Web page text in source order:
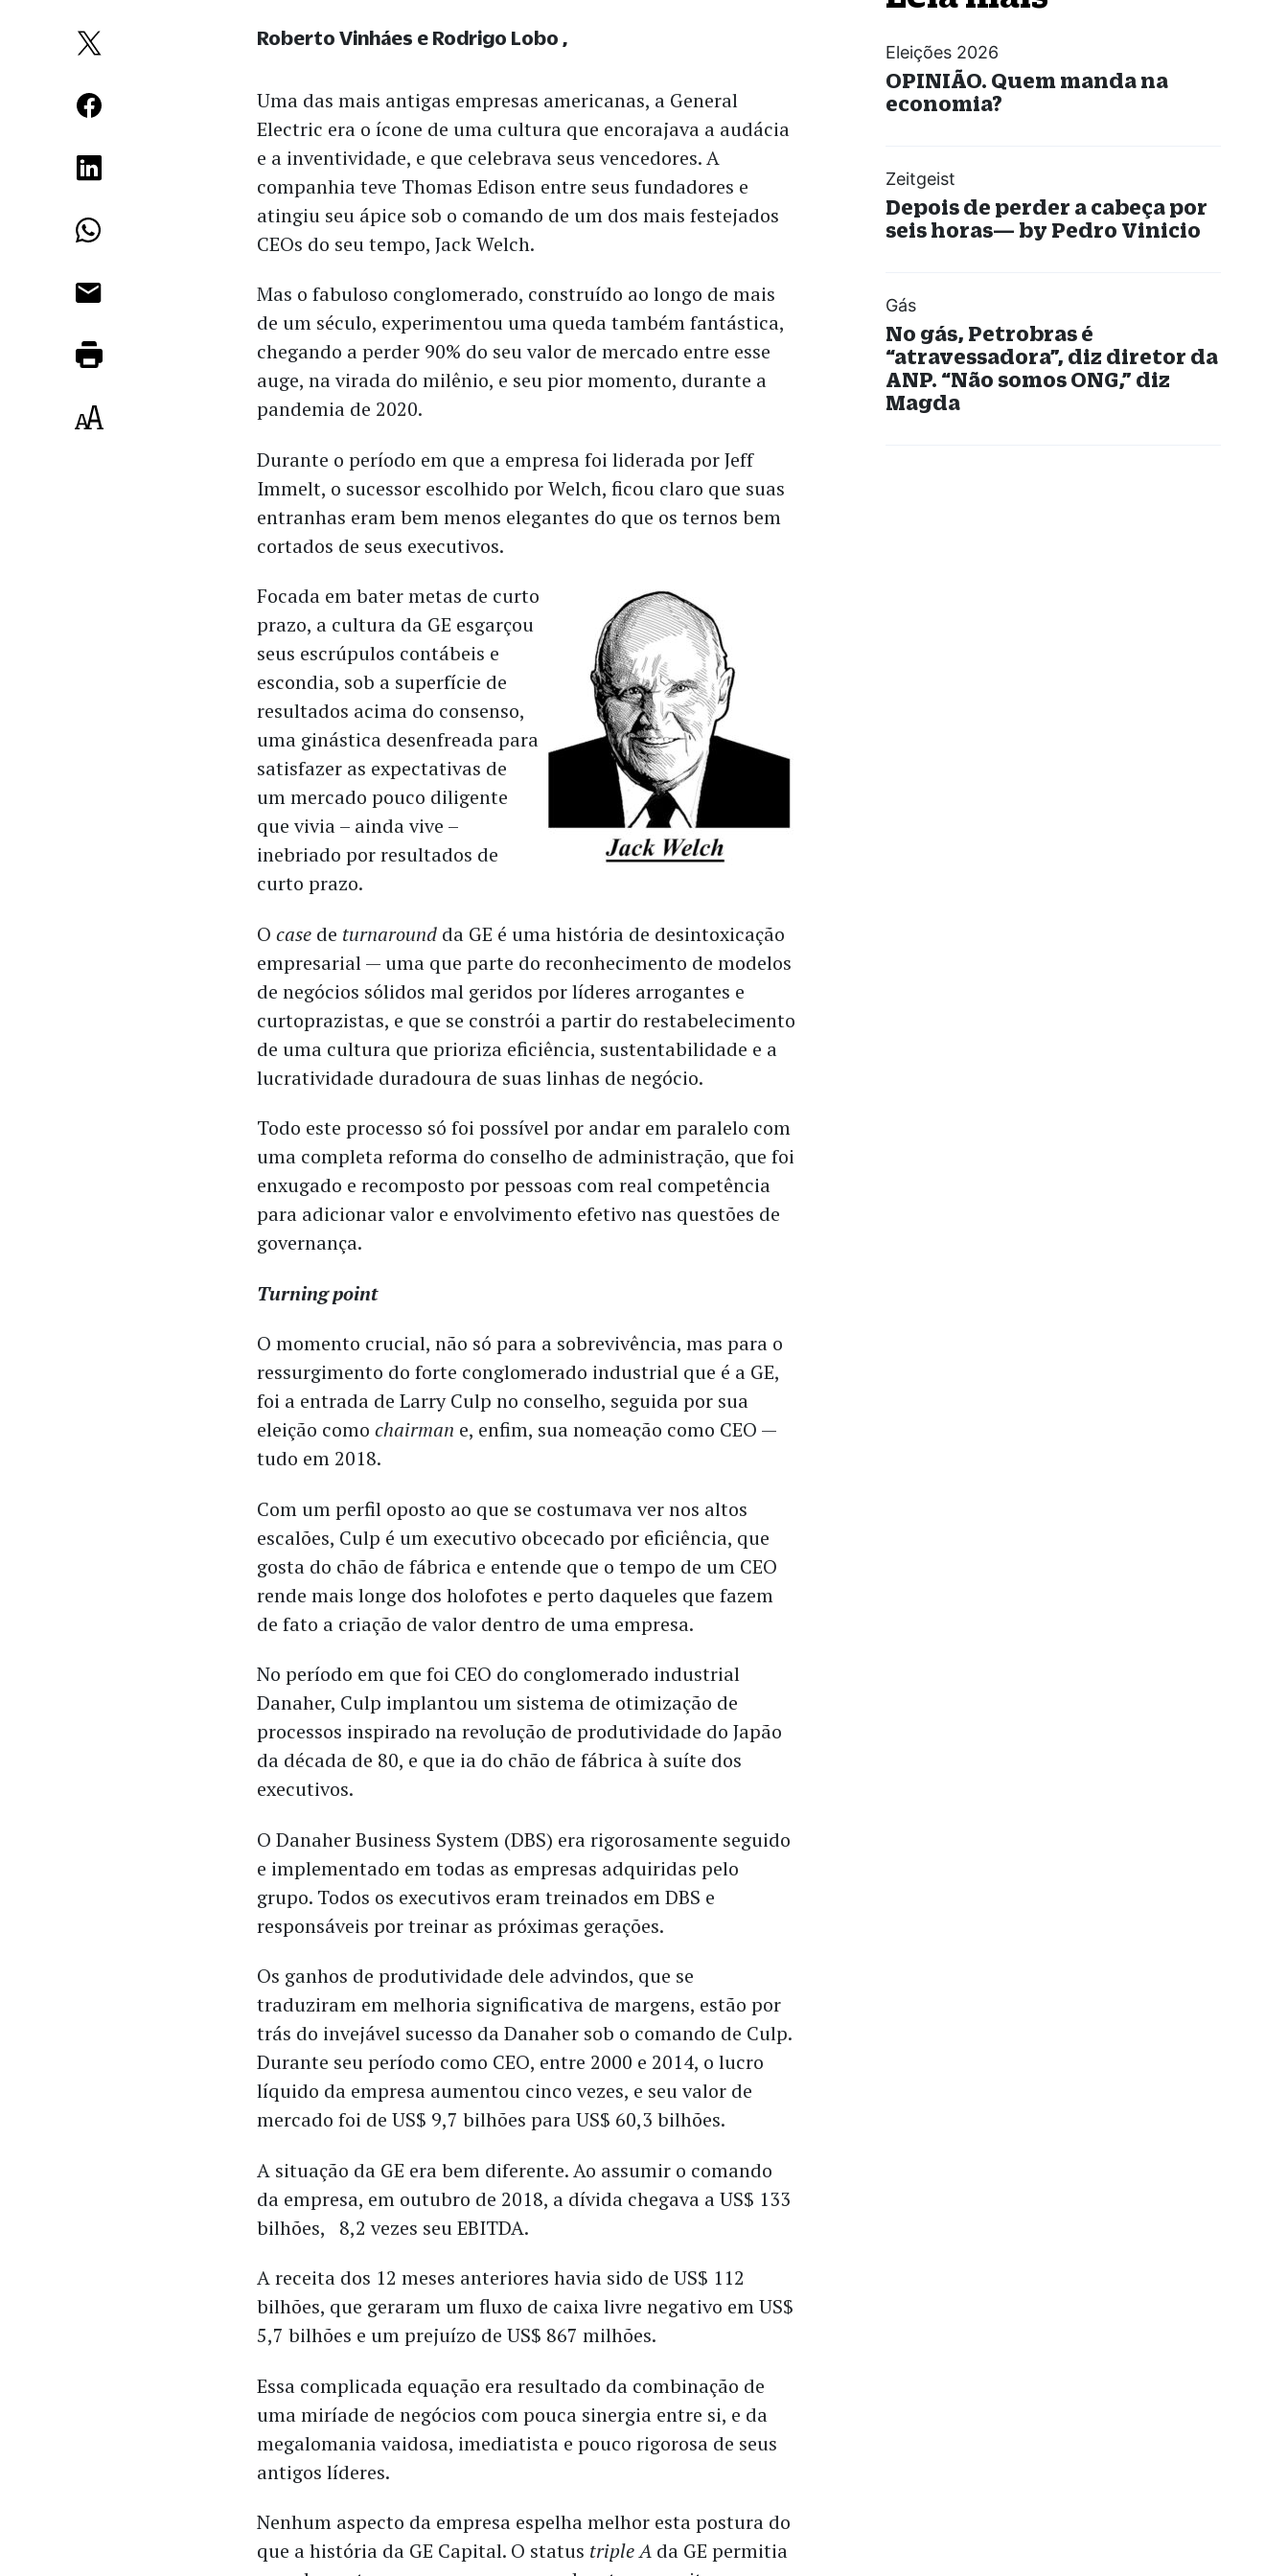
Uma das mais antigas empresas americanas, a General
Electric era o ícone de uma cultura que encorajava a audácia
e a inventividade, e que celebrava seus vencedores. A
companhia teve Thomas Edison entre seus fundadores e
atingiu seu ápice sob o comando de um dos mais festejados
CEOs do seu tempo, Jack Welch.
Mas o fabuloso conglomerado, construído ao longo de mais
de um século, experimentou uma queda também fantástica,
chegando a perder 90% do seu valor de mercado entre esse
auge, na virada do milênio, e seu pior momento, durante a
pandemia de 2020.
Durante o período em que a empresa foi liderada por Jeff
Immelt, o sucessor escolhido por Welch, ficou claro que suas
entranhas eram bem menos elegantes do que os ternos bem
cortados de seus executivos.
Focada em bater metas de curto
prazo, a cultura da GE esgarçou
seus escrúpulos contábeis e
escondia, sob a superfície de
resultados acima do consenso,
uma ginástica desenfreada para
satisfazer as expectativas de
um mercado pouco diligente
que vivia – ainda vive –
inebriado por resultados de
curto prazo.
Ocase de turnaround da GE é uma história de desintoxicação
empresarial — uma que parte do reconhecimento de modelos
de negócios sólidos mal geridos por líderes arrogantes e
curtoprazistas, e que se constrói a partir do restabelecimento
de uma cultura que prioriza eficiência, sustentabilidade e a
lucratividade duradoura de suas linhas de negócio.
Todo este processo só foi possível por andar em paralelo com
uma completa reforma do conselho de administração, que foi
enxugado e recomposto por pessoas com real competência
para adicionar valor e envolvimento efetivo nas questões de
governança.
Turning point
O momento crucial, não só para a sobrevivência, mas para o
ressurgimento do forte conglomerado industrial que é a GE,
foi a entrada de Larry Culp no conselho, seguida por sua
eleição comochairman e, enfim, sua nomeação como CEO —
tudo em 2018.
Com um perfil oposto ao que se costumava ver nos altos
escalões, Culp é um executivo obcecado por eficiência, que
gosta do chão de fábrica e entende que o tempo de um CEO
rende mais longe dos holofotes e perto daqueles que fazem
de fato a criação de valor dentro de uma empresa.
No período em que foi CEO do conglomerado industrial
Danaher, Culp implantou um sistema de otimização de
processos inspirado na revolução de produtividade do Japão
da década de 80, e que ia do chão de fábrica à suíte dos
executivos.
O Danaher Business System (DBS) era rigorosamente seguido
e implementado em todas as empresas adquiridas pelo
grupo. Todos os executivos eram treinados em DBS e
responsáveis por treinar as próximas gerações.
Os ganhos de produtividade dele advindos, que se
traduziram em melhoria significativa de margens, estão por
trás do invejável sucesso da Danaher sob o comando de Culp.
Durante seu período como CEO, entre 2000 e 2014, o lucro
líquido da empresa aumentou cinco vezes, e seu valor de
mercado foi de US$ 9,7 bilhões para US$ 60,3 bilhões.
A situação da GE era bem diferente. Ao assumir o comando
da empresa, em outubro de 2018, a dívida chegava a US$ 133
bilhões, 8,2 vezes seu EBITDA.
A receita dos 12 meses anteriores havia sido de US$ 112
bilhões, que geraram um fluxo de caixa livre negativo em US$
5,7 bilhões e um prejuízo de US$ 867 milhões.
Essa complicada equação era resultado da combinação de
uma miríade de negócios com pouca sinergia entre si, e da
megalomania vaidosa, imediatista e pouco rigorosa de seus
antigos líderes.
Nenhum aspecto da empresa espelha melhor esta postura do
que a história da GE Capital. O status triple A da GE permitia
Roberto Vinháes e Rodrigo Lobo
Eleições 2026
OPINIÃO. Quem manda na
economia?
Zeitgeist
Depois de perder a cabeça por
seis horas— by Pedro Vinicio
Gás
No gás, Petrobras é
“atravessadora”, diz diretor da
ANP. “Não somos ONG,” diz
Magda